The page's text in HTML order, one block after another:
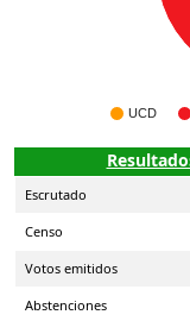
UCD
Escrutado
Censo
Votos emitidos
Abstenciones